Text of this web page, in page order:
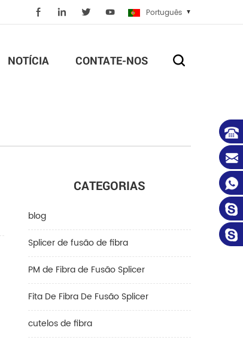
Português
NOTÍCIA CONTATE-NOS
CATEGORIAS
blog
Splicer de fusão de fibra
PM de Fibra de Fusão Splicer
Fita De Fibra De Fusão Splicer
cutelos de fibra